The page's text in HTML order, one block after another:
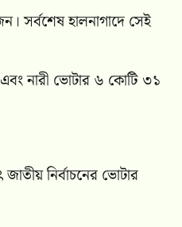
সর্বশেষ হালনাগাদে সেই
নারী ভোটার ৬ কোটি ৩১
নির্বাচনের ভোটার